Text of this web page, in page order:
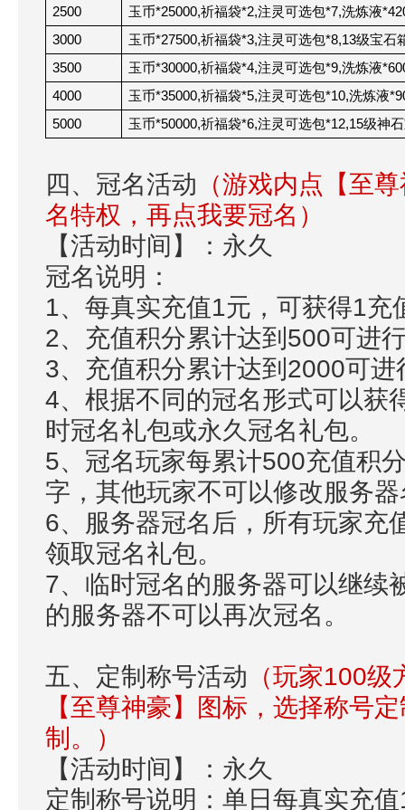
2500 玉币*25000,祈福袋*2,注灵可选包*7,洗炼液
3000
玉币*27500,祈福袋*3,注灵可选包*8,13级宝石
3500
玉币*30000,祈福袋*4,注灵可选包*9,洗炼液
4000
玉币*35000,祈福袋*5,注灵可选包*10,洗炼液
5000
玉币*50000,祈福袋*6,注灵可选包*12,15级神
四、冠名活动 （游戏内点【至
名特权，再点我要冠名）
【活动时间】：永久
冠名说明：
1、每真实充值1元，可获得1充
2、充值积分累计达到500可进
3、充值积分累计达到2000可
4、根据不同的冠名形式可以获
时冠名礼包或永久冠名礼包。
5、冠名玩家每累计500充值积
字，其他玩家不可以修改服务
6、服务器冠名后，所有玩家充
领取冠名礼包。
7、临时冠名的服务器可以继续
的服务器不可以再次冠名。
五、定制称号活动 （玩家100
【至尊神豪】图标，选择称号
制。）
【活动时间】：永久
定制称号说明：单日每真实充